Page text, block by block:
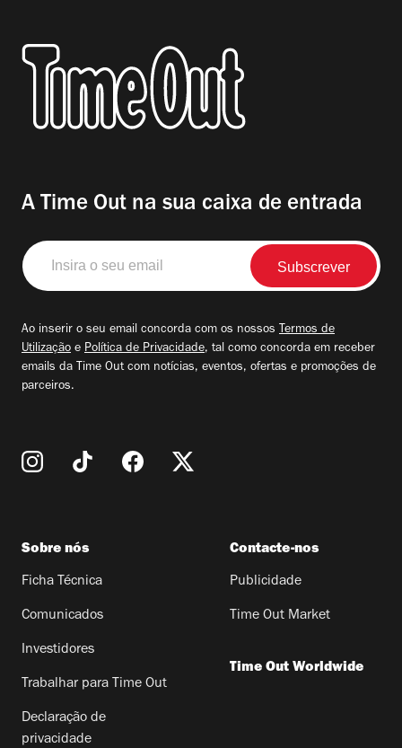
A Time Out na sua caixa de entrada
Insira
o
seu
Ao inserir o seu email concorda com os nossos Termos de
Utilização e Política de Privacidade, tal como concorda em receber
emails da Time Out com notícias, eventos, ofertas e promoções de
parceiros.
Sobre nós
Ficha Técnica
Comunicados
Investidores
Trabalhar para Time Out
Declaração de
privacidade
Contacte-nos
Publicidade
Time Out Market
Time Out Worldwide